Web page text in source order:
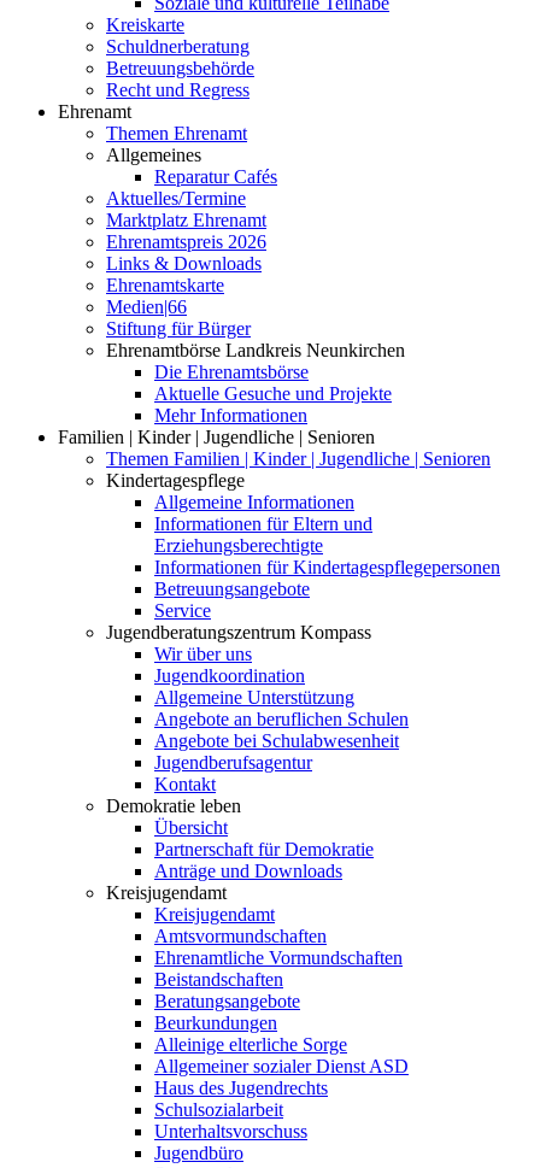
Kreiskarte
Schuldnerberatung
Betreuungsbehörde
Recht und Regress
Ehrenamt
Themen Ehrenamt
Allgemeines
Reparatur Cafés
Aktuelles/Termine
Marktplatz Ehrenamt
Ehrenamtspreis 2026
Links & Downloads
Ehrenamtskarte
Medien|66
Stiftung für Bürger
Ehrenamtbörse Landkreis Neunkirchen
Die Ehrenamtsbörse
Aktuelle Gesuche und Projekte
Mehr Informationen
Familien | Kinder | Jugendliche | Senioren
Themen Familien | Kinder | Jugendliche | Senioren
Kindertagespflege
Allgemeine Informationen
Informationen für Eltern und
Erziehungsberechtigte
Informationen für Kindertagespflegepersonen
Betreuungsangebote
Service
Jugendberatungszentrum Kompass
Wir über uns
Jugendkoordination
Allgemeine Unterstützung
Angebote an beruflichen Schulen
Angebote bei Schulabwesenheit
Jugendberufsagentur
Kontakt
Demokratie leben
Übersicht
Partnerschaft für Demokratie
Anträge und Downloads
Kreisjugendamt
Kreisjugendamt
Amtsvormundschaften
Ehrenamtliche Vormundschaften
Beistandschaften
Beratungsangebote
Beurkundungen
Alleinige elterliche Sorge
Allgemeiner sozialer Dienst ASD
Haus des Jugendrechts
Schulsozialarbeit
Unterhaltsvorschuss
Jugendbüro